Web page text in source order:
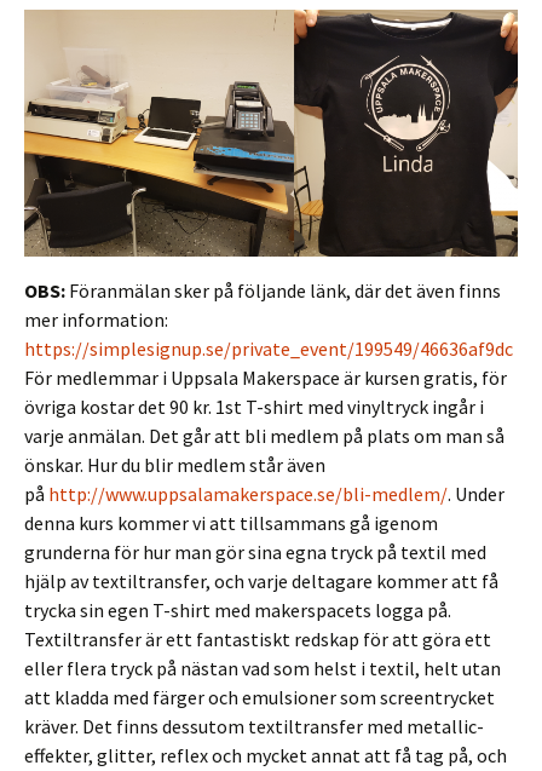
OBS: Föranmälan sker på följande länk, där det även finns
mer information:
https://simplesignup.se/private_event/199549/46636af9dc
För medlemmar i Uppsala Makerspace är kursen gratis, för
övriga kostar det 90 kr. 1st T-shirt med vinyltryck ingår i
varje anmälan. Det går att bli medlem på plats om man så
önskar. Hur du blir medlem står även
på http://www.uppsalamakerspace.se/bli-medlem/. Under
denna kurs kommer vi att tillsammans gå igenom
grunderna för hur man gör sina egna tryck på textil med
hjälp av textiltransfer, och varje deltagare kommer att få
trycka sin egen T-shirt med makerspacets logga på.
Textiltransfer är ett fantastiskt redskap för att göra ett
eller flera tryck på nästan vad som helst i textil, helt utan
att kladda med färger och emulsioner som screentrycket
kräver. Det finns dessutom textiltransfer med metallic-
effekter, glitter, reflex och mycket annat att få tag på, och